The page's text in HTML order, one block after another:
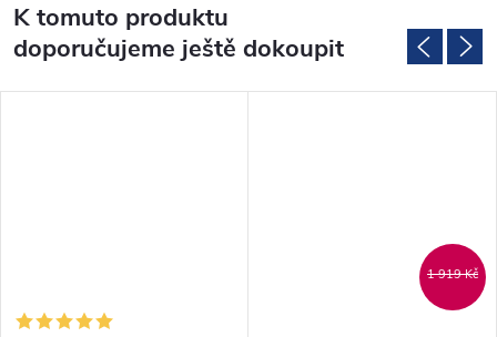
K tomuto produktu
doporučujeme ještě dokoupit
1 919 Kč